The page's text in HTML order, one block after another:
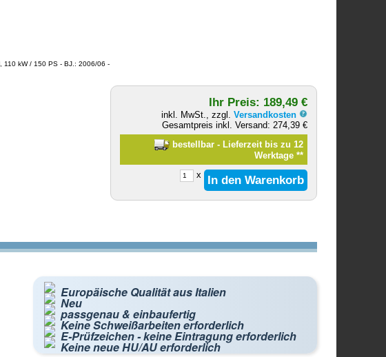
110 kW / 150 PS - BJ.: 2006/06 -
Ihr Preis: 189,49 €
inkl. MwSt., zzgl.Versandkosten
Gesamtpreis inkl. Versand: 274,39 €
bestellbar - Lieferzeit bis zu 12
Werktage **
x
Europäische Qualität aus Italien
Neu
passgenau & einbaufertig
Keine Schweißarbeiten erforderlich
E-Prüfzeichen - keine Eintragung erforderlich
Keine neue HU/AU erforderlich